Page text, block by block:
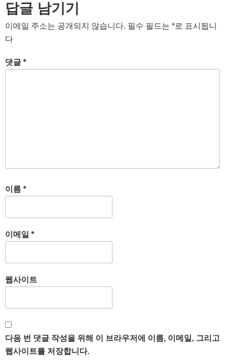
답글 남기기
이메일 주소는 공개되지 않습니다. 필수 필드는 *로 표시됩니
다
댓글 *
이름 *
이메일 *
웹사이트
다음 번 댓글 작성을 위해 이 브라우저에 이름, 이메일, 그리고
웹사이트를 저장합니다.